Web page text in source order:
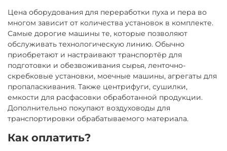
Цена оборудования для переработки пуха и пера во
многом зависит от количества установок в комплекте.
Самые дорогие машины те, которые позволяют
обслуживать технологическую линию. Обычно
приобретают и настраивают транспортёр для
подготовки и обезвоживания сырья, ленточно-
скребковые установки, моечные машины, агрегаты для
пропаласкивания. Также центрифуги, сушилки,
емкости для расфасовки обработанной продукции.
Дополнительно покупают воздуховоды для
транспортировки обрабатываемого материала.
Как оплатить?